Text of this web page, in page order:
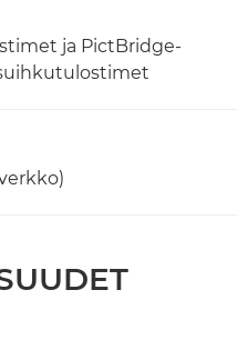
ja PictBridge-